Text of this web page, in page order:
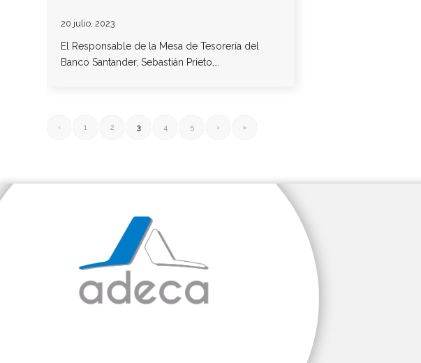
20 julio, 2023
El Responsable de la Mesa de Tesorería del
Banco Santander, Sebastián Prieto,…
‹ 1 2 3 4 5 › »